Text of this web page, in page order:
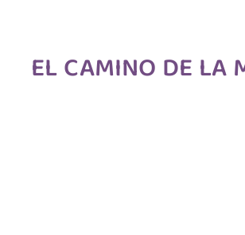
EL CAMINO DE LA